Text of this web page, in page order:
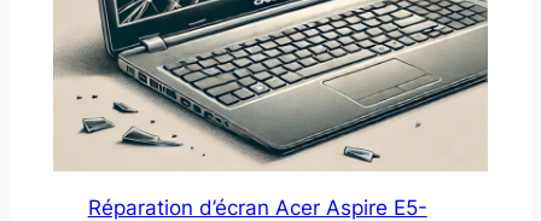
Réparation d’écran Acer Aspire E5-